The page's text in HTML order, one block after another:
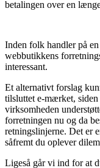
betalingen over en
Inden folk handler på
webbutikkens
interessant.
Et alternativt forslag
tilsluttet e-mærket,
virksomheden
forretningen nu og da
retningslinjerne. Det er
såfremt du oplever
Ligeså går vi ind for at